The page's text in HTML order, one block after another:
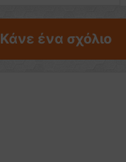
Κάνε ένα σχόλιο